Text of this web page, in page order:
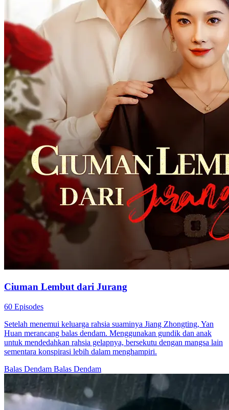
Ciuman Lembut dari Jurang
60 Episodes
Setelah menemui keluarga rahsia suaminya Jiang Zhongting, Yan
Huan merancang balas dendam. Menggunakan gundik dan anak
untuk mendedahkan rahsia gelapnya, bersekutu dengan mangsa lain
sementara konspirasi lebih dalam menghampiri.
Balas Dendam Balas Dendam